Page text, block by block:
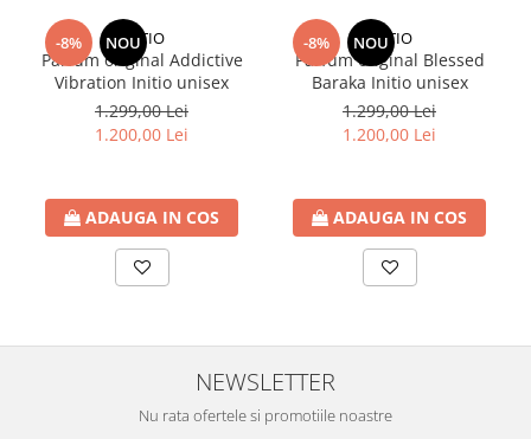
-8% NOU
INITIO
Parfum original Addictive
Vibration Initio unisex
1.299,00 Lei
1.200,00 Lei
ADAUGA IN COS
-8% NOU
INITIO
Parfum original Blessed
Baraka Initio unisex
1.299,00 Lei
1.200,00 Lei
ADAUGA IN COS
NEWSLETTER
Nu rata ofertele si promotiile noastre